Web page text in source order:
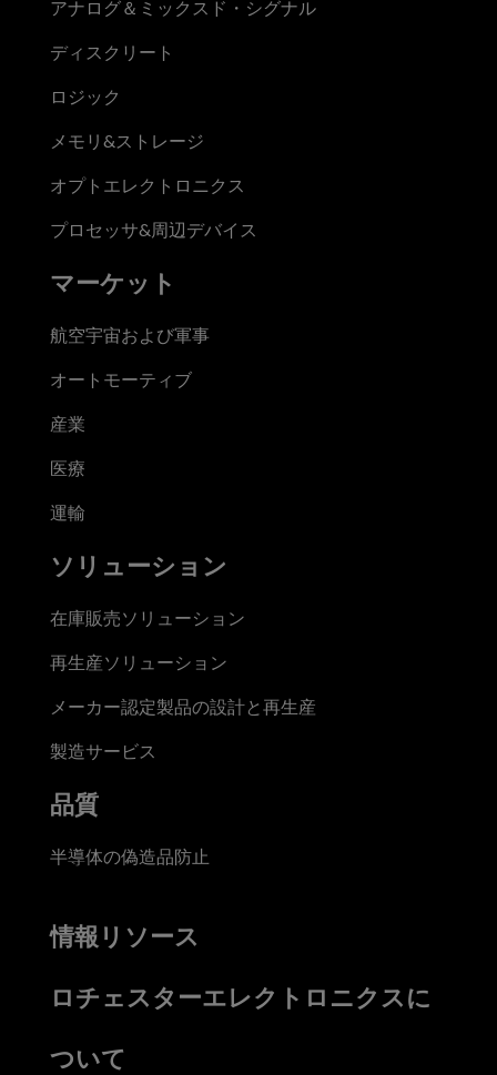
アナログ＆ミックスド・シグナル
ディスクリート
ロジック
メモリ&ストレージ
オプトエレクトロニクス
プロセッサ&周辺デバイス
マーケット
航空宇宙および軍事
オートモーティブ
産業
医療
運輸
ソリューション
在庫販売ソリューション
再生産ソリューション
メーカー認定製品の設計と再生産
製造サービス
品質
半導体の偽造品防止
情報リソース
ロチェスターエレクトロニクスに
ついて